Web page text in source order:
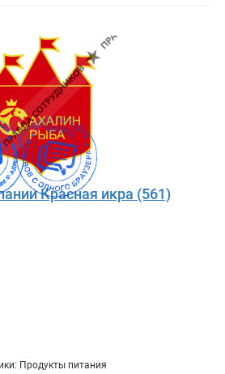
Красная икра (561)
Продукты питания